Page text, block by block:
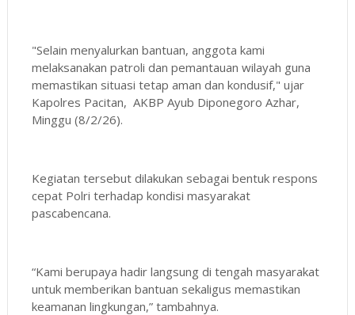
"Selain menyalurkan bantuan, anggota kami
melaksanakan patroli dan pemantauan wilayah guna
memastikan situasi tetap aman dan kondusif," ujar
Kapolres Pacitan, AKBP Ayub Diponegoro Azhar,
Minggu (8/2/26).
Kegiatan tersebut dilakukan sebagai bentuk respons
cepat Polri terhadap kondisi masyarakat
pascabencana.
“Kami berupaya hadir langsung di tengah masyarakat
untuk memberikan bantuan sekaligus memastikan
keamanan lingkungan,” tambahnya.